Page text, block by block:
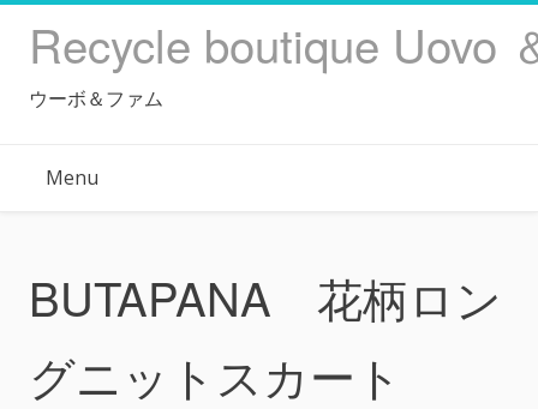
Recycle boutique Uovo
ウーボ＆ファム
Menu
BUTAPANA 花柄ロン
グニットスカート